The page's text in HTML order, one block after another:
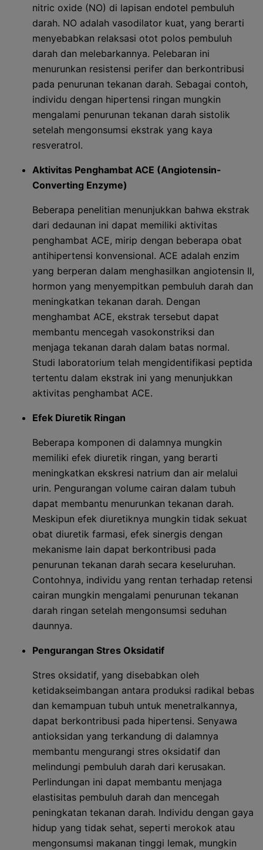
nitric oxide (NO) di lapisan endotel pembuluh
darah. NO adalah vasodilator kuat, yang berarti
menyebabkan relaksasi otot polos pembuluh
darah dan melebarkannya. Pelebaran ini
menurunkan resistensi perifer dan berkontribusi
pada penurunan tekanan darah. Sebagai contoh,
individu dengan hipertensi ringan mungkin
mengalami penurunan tekanan darah sistolik
setelah mengonsumsi ekstrak yang kaya
resveratrol.
Aktivitas Penghambat ACE (Angiotensin-
Converting Enzyme)
Beberapa penelitian menunjukkan bahwa ekstrak
dari dedaunan ini dapat memiliki aktivitas
penghambat ACE, mirip dengan beberapa obat
antihipertensi konvensional. ACE adalah enzim
yang berperan dalam menghasilkan angiotensin II,
hormon yang menyempitkan pembuluh darah dan
meningkatkan tekanan darah. Dengan
menghambat ACE, ekstrak tersebut dapat
membantu mencegah vasokonstriksi dan
menjaga tekanan darah dalam batas normal.
Studi laboratorium telah mengidentifikasi peptida
tertentu dalam ekstrak ini yang menunjukkan
aktivitas penghambat ACE.
Efek Diuretik Ringan
Beberapa komponen di dalamnya mungkin
memiliki efek diuretik ringan, yang berarti
meningkatkan ekskresi natrium dan air melalui
urin. Pengurangan volume cairan dalam tubuh
dapat membantu menurunkan tekanan darah.
Meskipun efek diuretiknya mungkin tidak sekuat
obat diuretik farmasi, efek sinergis dengan
mekanisme lain dapat berkontribusi pada
penurunan tekanan darah secara keseluruhan.
Contohnya, individu yang rentan terhadap retensi
cairan mungkin mengalami penurunan tekanan
darah ringan setelah mengonsumsi seduhan
daunnya.
Pengurangan Stres Oksidatif
Stres oksidatif, yang disebabkan oleh
ketidakseimbangan antara produksi radikal bebas
dan kemampuan tubuh untuk menetralkannya,
dapat berkontribusi pada hipertensi. Senyawa
antioksidan yang terkandung di dalamnya
membantu mengurangi stres oksidatif dan
melindungi pembuluh darah dari kerusakan.
Perlindungan ini dapat membantu menjaga
elastisitas pembuluh darah dan mencegah
peningkatan tekanan darah. Individu dengan gaya
hidup yang tidak sehat, seperti merokok atau
mengonsumsi makanan tinggi lemak, mungkin